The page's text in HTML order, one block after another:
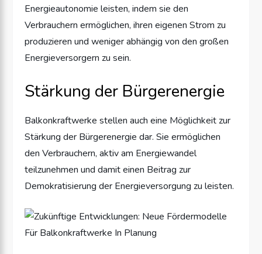
Energieautonomie leisten, indem sie den
Verbrauchern ermöglichen, ihren eigenen Strom zu
produzieren und weniger abhängig von den großen
Energieversorgern zu sein.
Stärkung der Bürgerenergie
Balkonkraftwerke stellen auch eine Möglichkeit zur
Stärkung der Bürgerenergie dar. Sie ermöglichen
den Verbrauchern, aktiv am Energiewandel
teilzunehmen und damit einen Beitrag zur
Demokratisierung der Energieversorgung zu leisten.